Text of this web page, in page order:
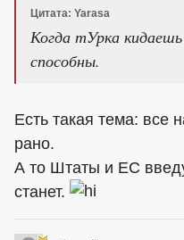
Цитата: Yarasa
Когда тУрка
способны.
Есть такая тема: все
рано.
А то Штаты и ЕС
станет.